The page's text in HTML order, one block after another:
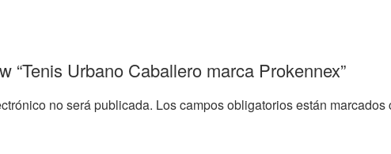
“Tenis Urbano Caballero marca Prokennex”
no será publicada. Los campos obligatorios están marcados